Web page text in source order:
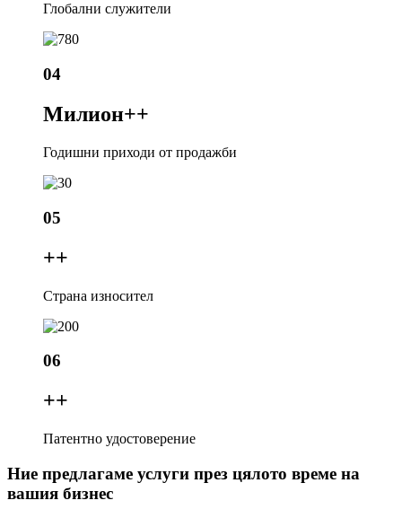
Глобални служители
04
Милион++
Годишни приходи от продажби
05
++
Страна износител
06
++
Патентно удостоверение
Ние предлагаме услуги през цялото време на
вашия бизнес